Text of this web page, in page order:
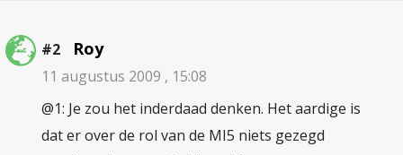
#2 Roy
11 augustus 2009 , 15:08
@1: Je zou het inderdaad denken. Het aardige is
dat er over de rol van de MI5 niets gezegd